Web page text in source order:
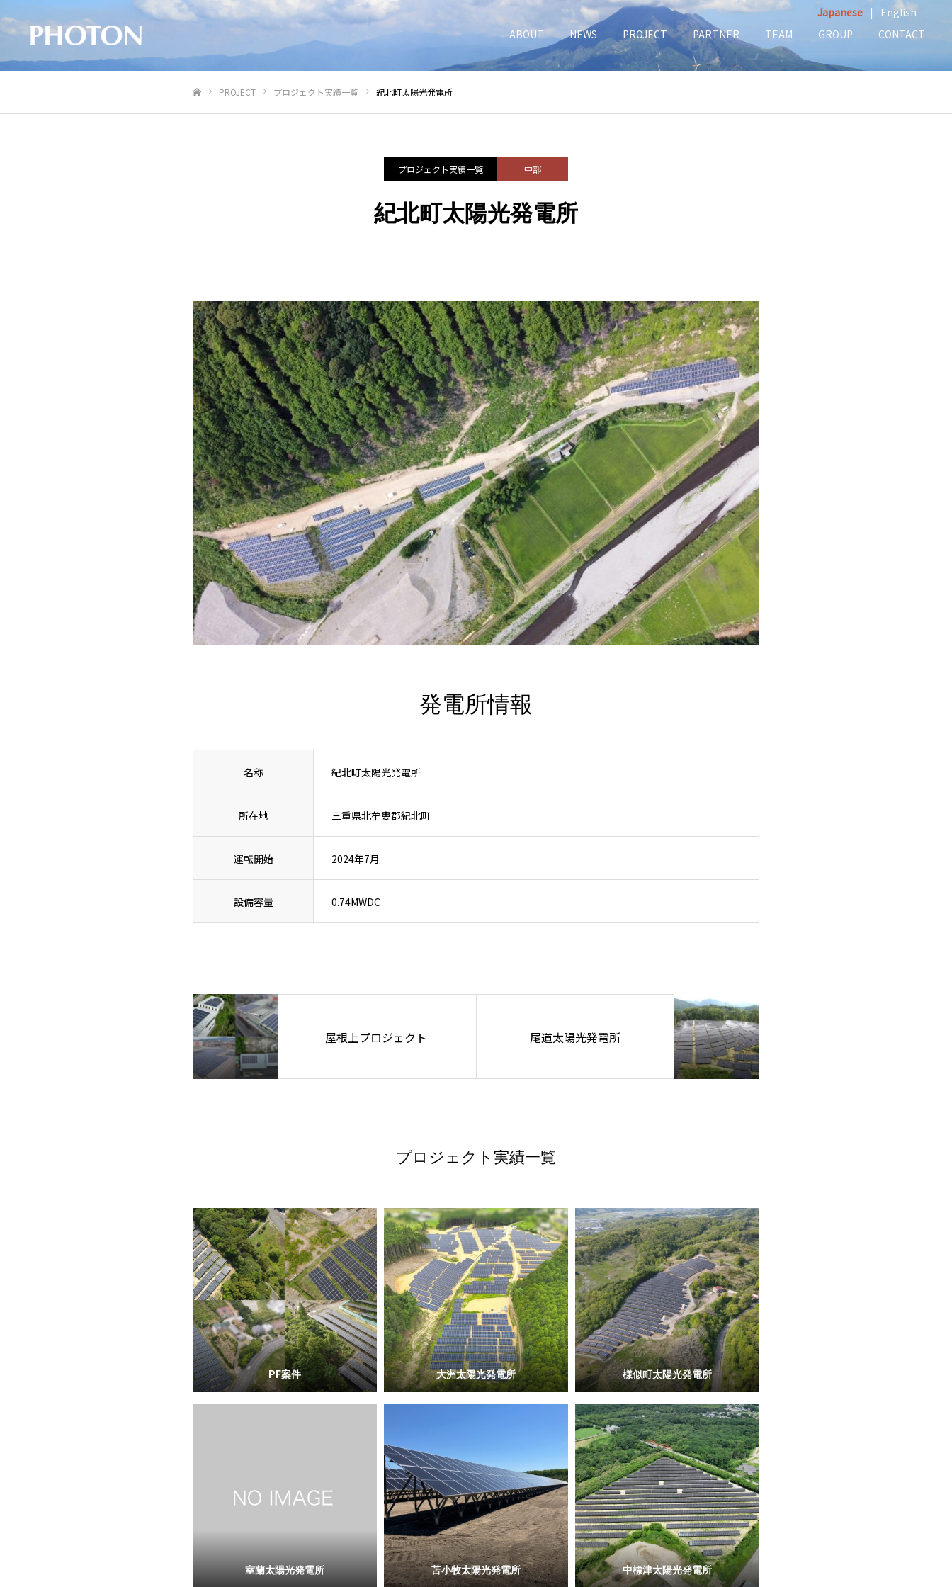
Japanese |
English
ABOUT
NEWS PROJECT PARTNER TEAM GROUP CONTACT
PROJECT プロジェクト実績一覧 紀北町太陽光発電所
プロジェクト実績一覧 中部
紀北町太陽光発電所
発電所情報
名称 紀北町太陽光発電所
所在地 三重県北牟婁郡紀北町
運転開始 2024年7月
設備容量 0.74MWDC
屋根上プロジェクト 尾道太陽光発電所
プロジェクト実績一覧
PF案件 大洲太陽光発電所 様似町太陽光発電所
室蘭太陽光発電所 苫小牧太陽光発電所 中標津太陽光発電所